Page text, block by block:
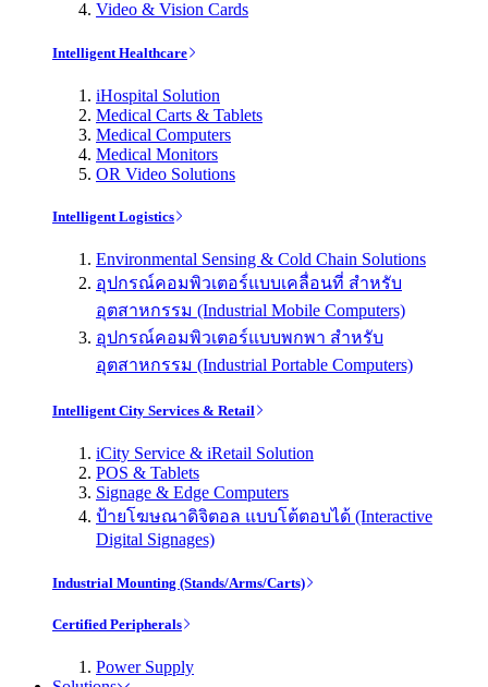
Video & Vision Cards
Intelligent Healthcare
iHospital Solution
Medical Carts & Tablets
Medical Computers
Medical Monitors
OR Video Solutions
Intelligent Logistics
Environmental Sensing & Cold Chain Solutions
อุปกรณ์คอมพิวเตอร์แบบเคลื่อนที่ สำหรับ
อุตสาหกรรม (Industrial Mobile Computers)
อุปกรณ์คอมพิวเตอร์แบบพกพา สำหรับ
อุตสาหกรรม (Industrial Portable Computers)
Intelligent City Services & Retail
iCity Service & iRetail Solution
POS & Tablets
Signage & Edge Computers
ป้ายโฆษณาดิจิตอล แบบโต้ตอบได้ (Interactive
Digital Signages)
Industrial Mounting (Stands/Arms/Carts)
Certified Peripherals
Power Supply